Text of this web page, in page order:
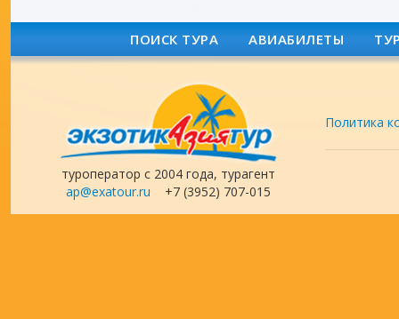
ПОИСК ТУРА АВИАБИЛЕТЫ
туроператор с 2004 года, турагент
ap@exatour.ru +7 (3952) 707-015
Политика